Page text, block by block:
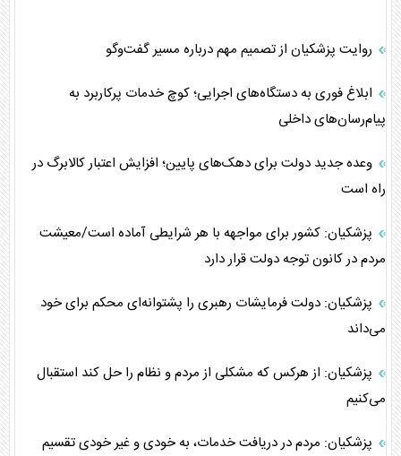
روایت پزشکیان از تصمیم مهم درباره مسیر گفت‌وگو
ابلاغ فوری به دستگاه‌های اجرایی؛ کوچ خدمات پرکاربرد به
پیام‌رسان‌های داخلی
وعده جدید دولت برای دهک‌های پایین؛ افزایش اعتبار کالابرگ در
راه است
پزشکیان: کشور برای مواجهه با هر شرایطی آماده است/معیشت
مردم در کانون توجه دولت قرار دارد
پزشکیان: دولت فرمایشات رهبری را پشتوانه‌ای محکم برای خود
می‌داند
پزشکیان: از هرکس که مشکلی از مردم و نظام را حل کند استقبال
می‌کنیم
پزشکیان: مردم در دریافت خدمات، به خودی و غیر خودی تقسیم